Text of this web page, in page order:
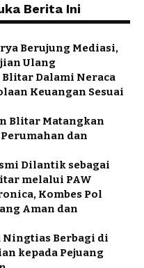
Berita Ini
Berujung Mediasi,
Ulang
Blitar Dalami Neraca
Keuangan Sesuai
Blitar Matangkan
dan
Dilantik sebagai
melalui PAW
Kombes Pol
Aman dan
Ningtias Berbagi di
kepada Pejuang